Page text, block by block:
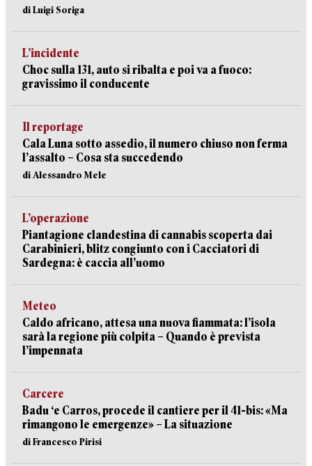
di Luigi Soriga
L’incidente
Choc sulla 131, auto si ribalta e poi va a fuoco:
gravissimo il conducente
Il reportage
Cala Luna sotto assedio, il numero chiuso non ferma
l’assalto – Cosa sta succedendo
di Alessandro Mele
L’operazione
Piantagione clandestina di cannabis scoperta dai
Carabinieri, blitz congiunto con i Cacciatori di
Sardegna: è caccia all’uomo
Meteo
Caldo africano, attesa una nuova fiammata: l’isola
sarà la regione più colpita – Quando è prevista
l’impennata
Carcere
Badu ‘e Carros, procede il cantiere per il 41-bis: «Ma
rimangono le emergenze» – La situazione
di Francesco Pirisi